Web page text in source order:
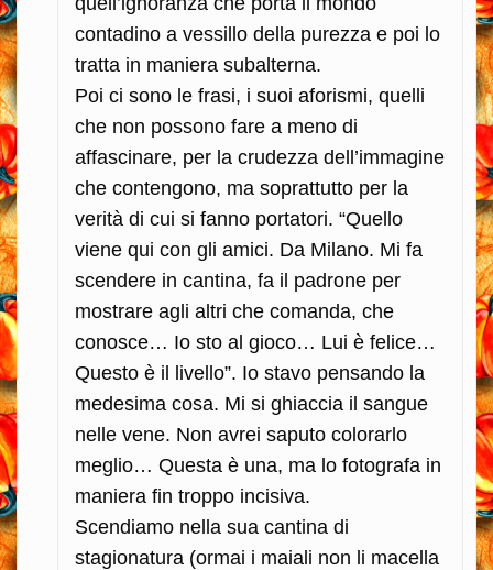
contadino a vessillo della purezza e poi lo
tratta in maniera subalterna.
Poi ci sono le frasi, i suoi aforismi, quelli
che non possono fare a meno di
affascinare, per la crudezza dell’immagine
che contengono, ma soprattutto per la
verità di cui si fanno portatori. “Quello
viene qui con gli amici. Da Milano. Mi fa
scendere in cantina, fa il padrone per
mostrare agli altri che comanda, che
conosce… Io sto al gioco… Lui è felice…
Questo è il livello”. Io stavo pensando la
medesima cosa. Mi si ghiaccia il sangue
nelle vene. Non avrei saputo colorarlo
meglio… Questa è una, ma lo fotografa in
maniera fin troppo incisiva.
Scendiamo nella sua cantina di
stagionatura (ormai i maiali non li macella